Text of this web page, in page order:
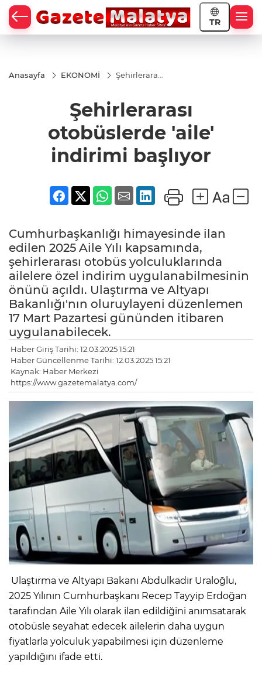
TR
Anasayfa EKONOMİ
Şehirlerarası
indirimi
başlıyor
Şehirlerarası
otobüslerde 'aile'
indirimi başlıyor
Cumhurbaşkanlığı himayesinde ilan
edilen 2025 Aile Yılı kapsamında,
şehirlerarası otobüs yolculuklarında
ailelere özel indirim uygulanabilmesinin
önünü açıldı. Ulaştırma ve Altyapı
Bakanlığı'nın oluruylayeni düzenlemen
17 Mart Pazartesi gününden itibaren
uygulanabilecek.
Haber Giriş Tarihi: 12.03.2025 15:21
Haber Güncellenme Tarihi: 12.03.2025 15:21
Kaynak: Haber Merkezi
https://www.gazetemalatya.com/
Ulaştırma ve Altyapı Bakanı Abdulkadir Uraloğlu,
2025 Yılının Cumhurbaşkanı Recep Tayyip Erdoğan
tarafından Aile Yılı olarak ilan edildiğini anımsatarak
otobüsle seyahat edecek ailelerin daha uygun
fiyatlarla yolculuk yapabilmesi için düzenleme
yapıldığını ifade etti.